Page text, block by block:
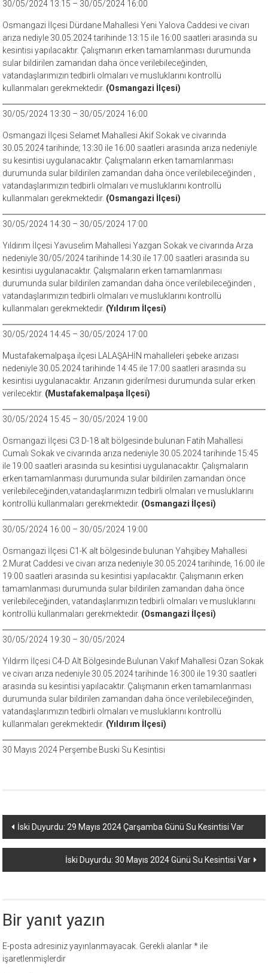
30/05/2024 13:15 – 30/05/2024 16:00
Osmangazi İlçesi Dürdane Mahallesi Yeni Yalova Caddesi ve civarı
arıza nediyle 30.05.2024 tarihinde 13:15 ile 16:00 saatleri arasında su
kesintisi yapılacaktır. Çalışmanın erken tamamlanması durumunda
sular bildirilen zamandan daha önce verilebileceğinden,
vatandaşlarımızın tedbirli olmaları ve musluklarını kontrollü
kullanmaları gerekmektedir. (Osmangazi İlçesi)
30/05/2024 13:30 – 30/05/2024 16:00
Osmangazi İlçesi Selamet Mahallesi Akif Sokak ve civarında
30.05.2024 tarihinde; 13:30 ile 16:00 saatleri arasında arıza nedeniyle
su kesintisi uygulanacaktır. Çalışmaların erken tamamlanması
durumunda sular bildirilen zamandan daha önce verilebileceğinden ,
vatandaşlarımızın tedbirli olmaları ve musluklarını kontrollü
kullanmaları gerekmektedir. (Osmangazi İlçesi)
30/05/2024 14:30 – 30/05/2024 17:00
Yıldırım İlçesi Yavuselim Mahallesi Yazgan Sokak ve civarında Arza
nedeniyle 30/05/2024 tarihinde 14:30 ile 17:00 saatleri arasında su
kesintisi uygulanacaktır. Çalışmaların erken tamamlanması
durumunda sular bildirilen zamandan daha önce verilebileceğinden ,
vatandaşlarımızın tedbirli olmaları ve musluklarını kontrollü
kullanmaları gerekmektedir. (Yıldırım İlçesi)
30/05/2024 14:45 – 30/05/2024 17:00
Mustafakemalpaşa ilçesi LALAŞAHİN mahalleleri şebeke arızası
nedeniyle 30.05.2024 tarihinde 14:45 ile 17:00 saatleri arasında su
kesintisi uygulanacaktır. Arızanın giderilmesi durumunda sular erken
verilecektir. (Mustafakemalpaşa İlçesi)
30/05/2024 15:45 – 30/05/2024 19:00
Osmangazi İlçesi C3 D-18 alt bölgesinde bulunan Fatih Mahallesi
Cumalı Sokak ve civarında arıza nedeniyle 30.05.2024 tarihinde 15:45
ile 19:00 saatleri arasında su kesintisi uygulanacaktır. Çalışmaların
erken tamamlanması durumunda sular bildirilen zamandan önce
verilebileceğinden,vatandaşlarımızın tedbirli olmaları ve musluklarını
kontrollü kullanmaları gerekmektedir. (Osmangazi İlçesi)
30/05/2024 16:00 – 30/05/2024 19:00
Osmangazi İlçesi C1-K alt bölgesinde bulunan Yahşibey Mahallesi
2.Murat Caddesi ve civarı arıza nedeniyle 30.05.2024 tarihinde, 16:00 ile
19:00 saatleri arasında su kesintisi yapılacaktır. Çalışmanın erken
tamamlanması durumunda sular bildirilen zamandan daha önce
verilebileceğinden, vatandaşlarımızın tedbirli olmaları ve musluklarını
kontrollü kullanmaları gerekmektedir. (Osmangazi İlçesi)
30/05/2024 19:30 – 30/05/2024
Yıldırm İlçesi C4-D Alt Bölgesinde Bulunan Vakıf Mahallesi Ozan Sokak
ve civarı arıza nedeniyle 30.05.2024 tarihinde 16:300 ile 19:30 saatleri
arasında su kesintisi yapılacaktır. Çalışmanın erken tamamlanması
durumunda sular bildirilen zamandan daha önce verilebileceğinden,
vatandaşlarımızın tedbirli olmaları ve musluklarını kontrollü
kullanmaları gerekmektedir. (Yıldırım İlçesi)
30 Mayıs 2024 Perşembe Buski Su Kesintisi
Yazı
dolaşımı
İski Duyurdu: 29 Mayıs 2024 Çarşamba Günü Su Kesintisi Var
İski Duyurdu: 30 Mayıs 2024 Günü Su Kesintisi Var
Bir yanıt yazın
E-posta adresiniz yayınlanmayacak. Gerekli alanlar* ile
işaretlenmişlerdir